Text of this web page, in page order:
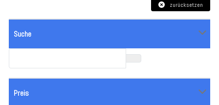
zurücksetzen
Suche
Preis